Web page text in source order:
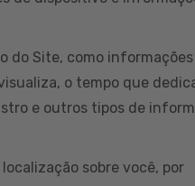
do Site, como
o tempo que
e outros tipos de
sobre você, por